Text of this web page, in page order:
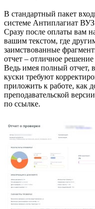
В стандартный пакет
системе Антиплагиат
Сразу после оплаты вам
вашим текстом, где
заимствованные
отчет – отличное решение
Ведь имея полный отчет,
куски требуют
приложить к работе, как
преподавательской
по ссылке.